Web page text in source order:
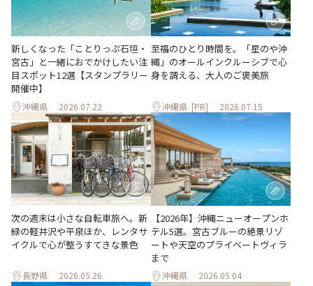
新しくなった「ことりっぷ石垣・
宮古」と一緒におでかけしたい注
目スポット12選【スタンプラリー
開催中】
沖縄県 2026.07.22
至福のひとり時間を。「星のや沖
縄」のオールインクルーシブで心
身を調える、大人のご褒美旅
沖縄県 [PR] 2026.07.15
次の週末は小さな自転車旅へ。新
緑の軽井沢や平泉ほか、レンタサ
イクルで心が整うすてきな景色
長野県 2026.05.26
【2026年】沖縄ニューオープンホ
テル5選。宮古ブルーの絶景リゾ
ートや天空のプライベートヴィラ
まで
沖縄県 2026.05.04